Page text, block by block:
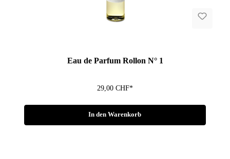
Eau de Parfum Rollon N° 1
29,00 CHF*
In den Warenkorb